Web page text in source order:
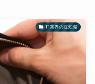
IT業界の豆知識